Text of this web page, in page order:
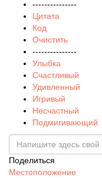
---------------
Цитата
Код
Очистить
---------------
Улыбка
Счастливый
Удивленный
Игривый
Несчастный
Подмигивающий
Поделиться
Местоположение